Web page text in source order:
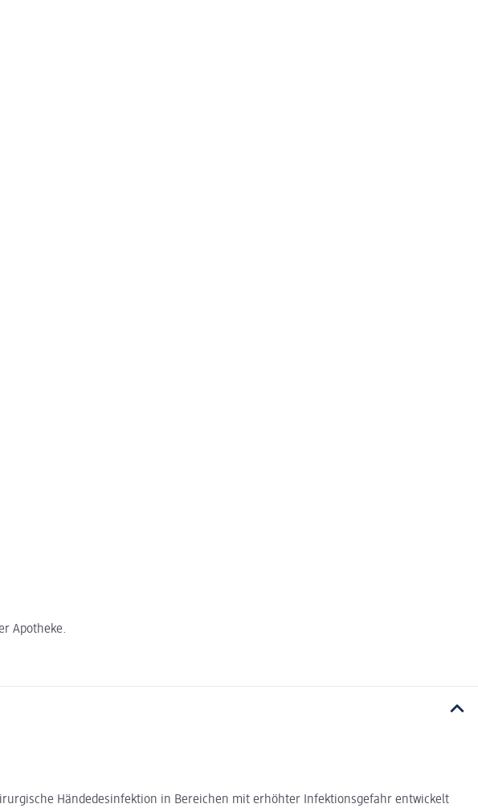
Apotheke.
Händedesinfektion in Bereichen mit erhöhter Infektionsgefahr entwickelt